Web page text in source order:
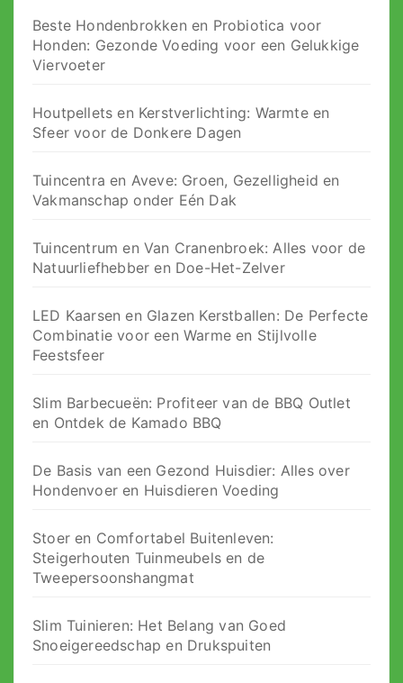
Beste Hondenbrokken en Probiotica voor
Honden: Gezonde Voeding voor een Gelukkige
Viervoeter
Houtpellets en Kerstverlichting: Warmte en
Sfeer voor de Donkere Dagen
Tuincentra en Aveve: Groen, Gezelligheid en
Vakmanschap onder Eén Dak
Tuincentrum en Van Cranenbroek: Alles voor de
Natuurliefhebber en Doe-Het-Zelver
LED Kaarsen en Glazen Kerstballen: De Perfecte
Combinatie voor een Warme en Stijlvolle
Feestsfeer
Slim Barbecueën: Profiteer van de BBQ Outlet
en Ontdek de Kamado BBQ
De Basis van een Gezond Huisdier: Alles over
Hondenvoer en Huisdieren Voeding
Stoer en Comfortabel Buitenleven:
Steigerhouten Tuinmeubels en de
Tweepersoonshangmat
Slim Tuinieren: Het Belang van Goed
Snoeigereedschap en Drukspuiten